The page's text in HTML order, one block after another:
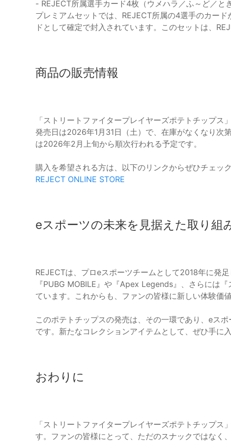
- REJECT所属選手カード4枚（ウメハラ／ふ～ど／と
プレミアムセットでは、REJECT所属の4選手のカー
ドとして確定で封入されています。このセットは、
商品の販売情報
「ストリートファイタープレイヤーズポテトチップス
発売日は2026年1月31日（土）で、在庫がなくなり次
は2026年2月上旬から順次行われる予定です。
購入を希望される方は、以下のリンクからぜひチェッ
REJECT ONLINE STORE
eスポーツの未来を見据えた取り組
REJECTは、プロeスポーツチームとして2018年に発
『PUBG MOBILE』や『Apex Legends』、さらには
ています。これからも、ファンの皆様に新しい体験価
このポテトチップスの発売は、その一環であり、eス
です。新たなコレクションアイテムとして、ぜひ手に
おわりに
「ストリートファイタープレイヤーズポテトチップ
す。ファンの皆様にとって、ただのスナックではなく